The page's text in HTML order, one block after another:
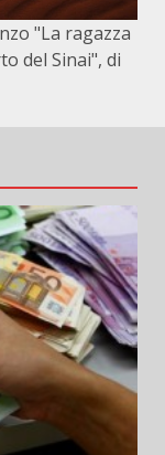
"La ragazza
del Sinai", di